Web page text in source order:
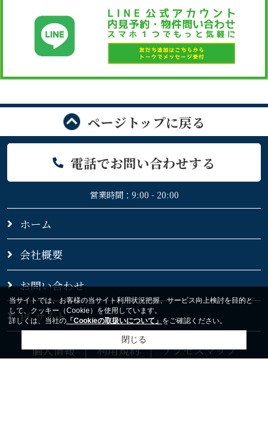
ページトップに戻る
電話でお問い合わせする
営業時間：9:00 - 20:00
ホーム
会社概要
お問い合わせ
PCサイト
個人情報 利用規約 アクセスマップ
当サイトでは、お客様の当サイト利用状況把握、サービス向上検討を目的と
して、クッキー（Cookie）を使用しています。
詳しくは、当社の 「Cookieの取扱いについて」 をご確認ください。
閉じる